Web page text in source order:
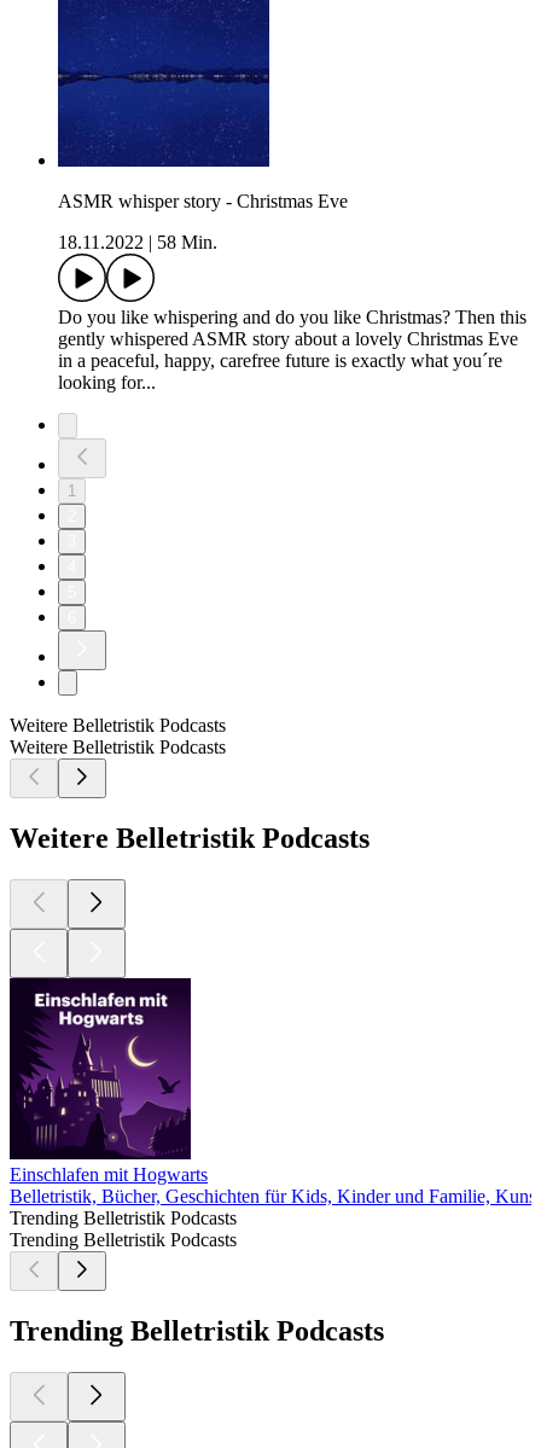
ASMR whisper story - Christmas Eve
18.11.2022
58 Min.
Do you like whispering and do you like Christmas? Then this
gently whispered ASMR story about a lovely Christmas Eve
in a peaceful, happy, carefree future is exactly what you´re
looking for...
1
Weitere Belletristik Podcasts
Weitere Belletristik Podcasts
Weitere Belletristik Podcasts
Einschlafen mit Hogwarts
Belletristik, Bücher, Geschichten für Kids, Kinder und Familie, Kunst
Trending Belletristik Podcasts
Trending Belletristik Podcasts
Trending Belletristik Podcasts